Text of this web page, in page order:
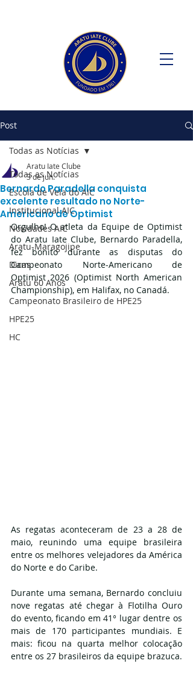
Post
Todas as Notícias
Escola de Vela do AIC
Institucional AIC
Novidades AIC
Aratu-Maragojipe
Dicas
Aratu 60 Anos
Campeonato Brasileiro de HPE25
HPE25
HC
Todas as Notícias
Bernardo Paradella conquista
excelente resultado no Norte-
Americano de Optimist
Aratu Iate Clube
3 de jun.
Orgulho! O atleta da Equipe de Optimist
do Aratu Iate Clube, Bernardo Paradella,
fez bonito durante as disputas do
Campeonato Norte-Americano de
Optimist 2026 (Optimist North American
Championship), em Halifax, no Canadá.
As regatas aconteceram de 23 a 28 de
maio, reunindo uma equipe brasileira
entre os melhores velejadores da América
do Norte e do Caribe.
Durante uma semana, Bernardo concluiu
nove regatas até chegar à Flotilha Ouro
do evento, ficando em 41° lugar dentre os
mais de 170 participantes mundiais. E
mais: ficou na quarta melhor colocação
entre os 27 brasileiros da equipe brazuca.